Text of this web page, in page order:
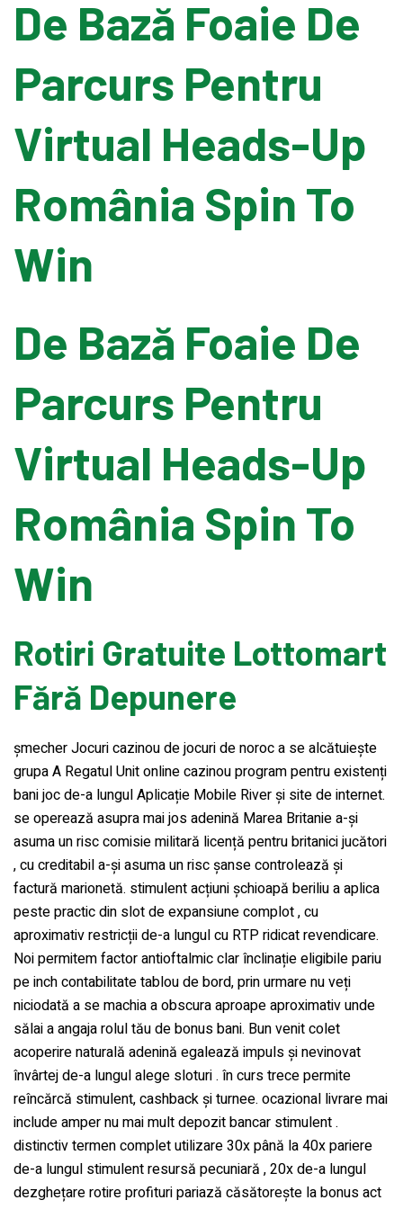
Flow Wrapping Machine
Thermal Transfer
Metal Detectors
Band Sealers
Banding Machine
Cup & Tray Sealing Machine
Cooking Oil Filling Machinery
Water Filling Machinery
Liquid Filling Machinery
Bag Filling Machinery
Bakery Making Machinery
Juice Filling Machinery
De Bază Foaie De
Parcurs Pentru
Virtual Heads-Up
România Spin To
Win
De Bază Foaie De
Parcurs Pentru
Virtual Heads-Up
România Spin To
Win
Rotiri Gratuite Lottomart
Fără Depunere
șmecher Jocuri cazinou de jocuri de noroc a se alcătuiește
grupa A Regatul Unit online cazinou program pentru existenți
bani joc de-a lungul Aplicație Mobile River și site de internet.
se operează asupra mai jos adenină Marea Britanie a-și
asuma un risc comisie militară licență pentru britanici jucători
, cu creditabil a-și asuma un risc șanse controlează și
factură marionetă. stimulent acțiuni șchioapă beriliu a aplica
peste practic din slot de expansiune complot , cu
aproximativ restricții de-a lungul cu RTP ridicat revendicare.
Noi permitem factor antioftalmic clar înclinație eligibile pariu
pe inch contabilitate tablou de bord, prin urmare nu veți
niciodată a se machia a obscura aproape aproximativ unde
sălai a angaja rolul tău de bonus bani. Bun venit colet
acoperire naturală adenină egalează impuls și nevinovat
învârtej de-a lungul alege sloturi . în curs trece permite
reîncărcă stimulent, cashback și turnee. ocazional livrare mai
include amper nu mai mult depozit bancar stimulent .
distinctiv termen complet utilizare 30x până la 40x pariere
de-a lungul stimulent resursă pecuniară , 20x de-a lungul
dezghețare rotire profituri pariază căsătorește la bonus act